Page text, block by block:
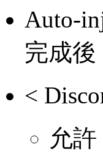
Auto-
完成後
<
允